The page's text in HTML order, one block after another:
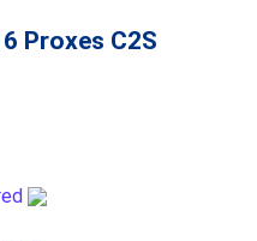
Proxes C2S